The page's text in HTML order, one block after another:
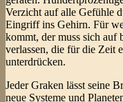
Verzicht auf alle Gefühle
Eingriff ins Gehirn. Für
kommt, der muss sich auf
verlassen, die für die Zeit
unterdrücken.
Jeder Graken lässt seine
neue Systeme und